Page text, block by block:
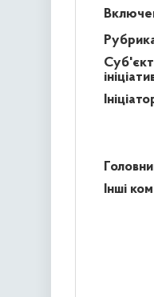
Суб'єкт
Інші